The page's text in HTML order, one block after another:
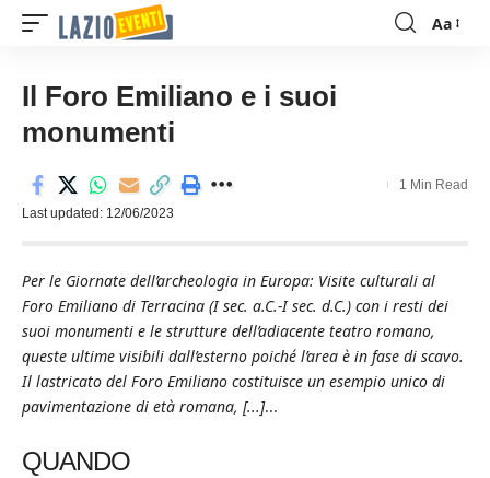
Font
Aa
Il Foro Emiliano e i suoi
monumenti
Last updated: 12/06/2023
1 Min Read
Per le Giornate dell’archeologia in Europa: Visite culturali al
Foro Emiliano di Terracina (I sec. a.C.-I sec. d.C.) con i resti dei
suoi monumenti e le strutture dell’adiacente teatro romano,
queste ultime visibili dall’esterno poiché l’area è in fase di scavo.
Il lastricato del Foro Emiliano costituisce un esempio unico di
pavimentazione di età romana, [...]...
QUANDO